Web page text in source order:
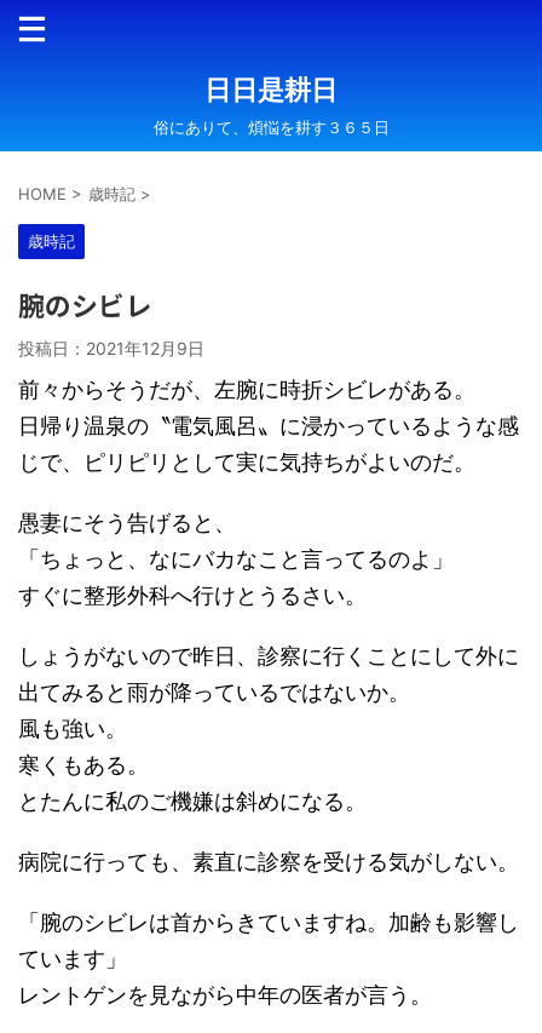
日日是耕日
俗にありて、煩悩を耕す３６５日
HOME > 歳時記 >
歳時記
腕のシビレ
投稿日： 2021年12月9日
前々からそうだが、左腕に時折シビレがある。
日帰り温泉の〝電気風呂〟に浸かっているような感
じで、ピリピリとして実に気持ちがよいのだ。
愚妻にそう告げると、
「ちょっと、なにバカなこと言ってるのよ」
すぐに整形外科へ行けとうるさい。
しょうがないので昨日、診察に行くことにして外に
出てみると雨が降っているではないか。
風も強い。
寒くもある。
とたんに私のご機嫌は斜めになる。
病院に行っても、素直に診察を受ける気がしない。
「腕のシビレは首からきていますね。加齢も影響し
ています」
レントゲンを見ながら中年の医者が言う。